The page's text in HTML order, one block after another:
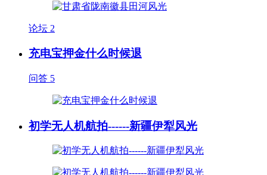
论坛 2
充电宝押金什么时候退
问答 5
初学无人机航拍------新疆伊犁风光